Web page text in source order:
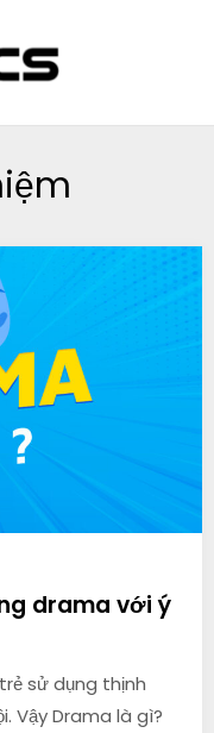
drama với ý
sử dụng thịnh
Vậy Drama là gì?